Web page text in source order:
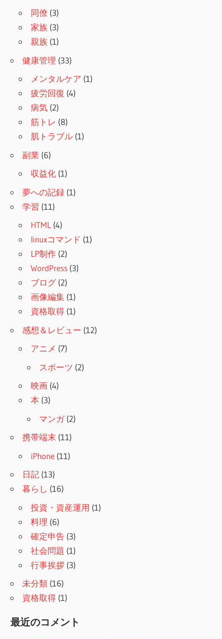
同僚 (3)
家族 (3)
親族 (1)
健康管理 (33)
メンタルケア (1)
疲労回復 (4)
病気 (2)
筋トレ (8)
肌トラブル (1)
副業 (6)
収益化 (1)
夢への記録 (1)
学習 (11)
HTML (4)
linuxコマンド (1)
LP制作 (2)
WordPress (3)
ブログ(2)
画像編集 (1)
資格取得 (1)
感想＆レビュー (12)
アニメ (7)
スポーツ (2)
映画 (4)
本 (3)
マンガ(2)
携帯端末 (11)
iPhone (11)
日記 (13)
暮らし (16)
投資・資産運用 (1)
料理 (6)
確定申告 (3)
社会問題 (1)
行事挨拶 (3)
未分類 (16)
資格取得 (1)
最近のコメント